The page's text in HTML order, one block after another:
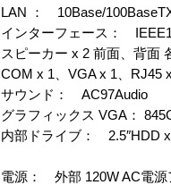
LAN ： 10Base/
インターフェース：
スピーカー x 2 前面、背面
COM x 1、VGA x 1、RJ45
サウンド： AC97Audio
グラフィックス VGA：
内部ドライブ： 2.5″HDD
電源： 外部 120W AC電源